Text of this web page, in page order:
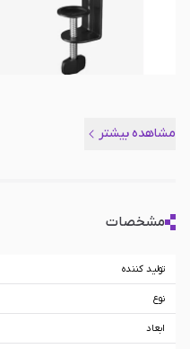
مشاهده بیشتر
مشخصات
تولید کننده
نوع
ابعاد